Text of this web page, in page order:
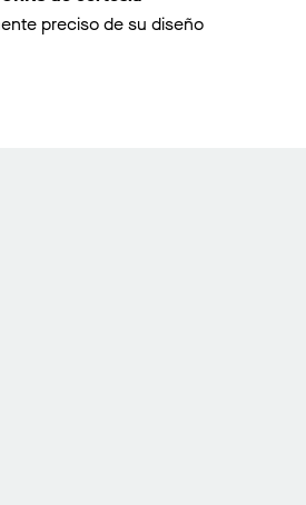
preciso de su diseño